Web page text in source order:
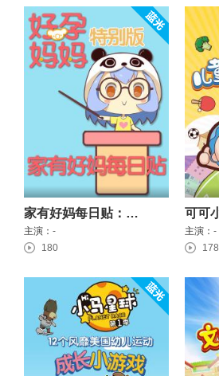
家有好妈每日贴：好孕妈妈特别版
主演： -
180
主演： -
178